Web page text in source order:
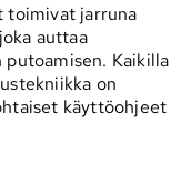
toimivat jarruna
auttaa
Kaikilla
on
käyttöohjeet